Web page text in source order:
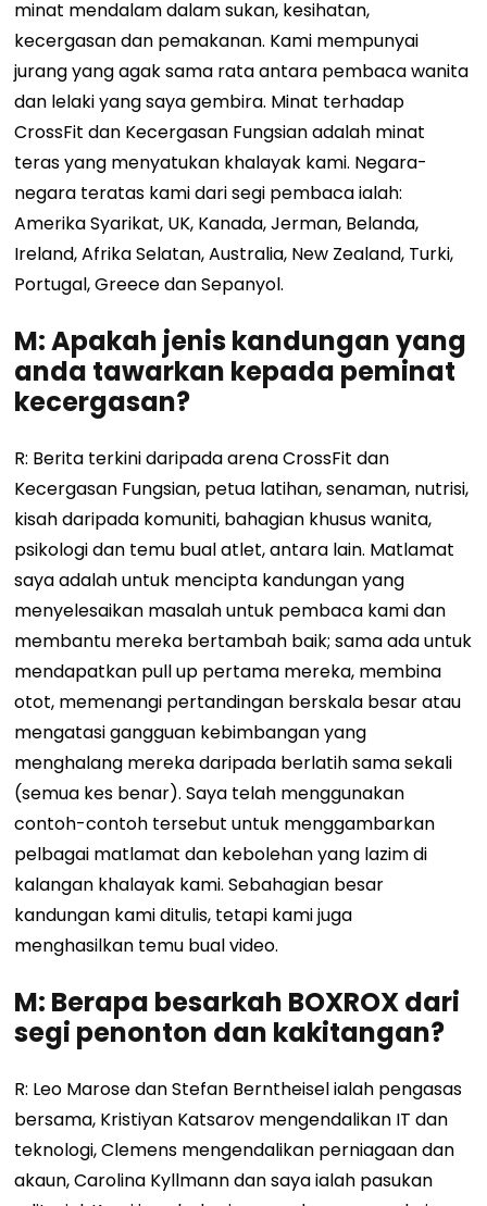
minat mendalam dalam sukan, kesihatan,
kecergasan dan pemakanan. Kami mempunyai
jurang yang agak sama rata antara pembaca wanita
dan lelaki yang saya gembira. Minat terhadap
CrossFit dan Kecergasan Fungsian adalah minat
teras yang menyatukan khalayak kami. Negara-
negara teratas kami dari segi pembaca ialah:
Amerika Syarikat, UK, Kanada, Jerman, Belanda,
Ireland, Afrika Selatan, Australia, New Zealand, Turki,
Portugal, Greece dan Sepanyol.
M: Apakah jenis kandungan yang
anda tawarkan kepada peminat
kecergasan?
R: Berita terkini daripada arena CrossFit dan
Kecergasan Fungsian, petua latihan, senaman, nutrisi,
kisah daripada komuniti, bahagian khusus wanita,
psikologi dan temu bual atlet, antara lain. Matlamat
saya adalah untuk mencipta kandungan yang
menyelesaikan masalah untuk pembaca kami dan
membantu mereka bertambah baik; sama ada untuk
mendapatkan pull up pertama mereka, membina
otot, memenangi pertandingan berskala besar atau
mengatasi gangguan kebimbangan yang
menghalang mereka daripada berlatih sama sekali
(semua kes benar). Saya telah menggunakan
contoh-contoh tersebut untuk menggambarkan
pelbagai matlamat dan kebolehan yang lazim di
kalangan khalayak kami. Sebahagian besar
kandungan kami ditulis, tetapi kami juga
menghasilkan temu bual video.
M: Berapa besarkah BOXROX dari
segi penonton dan kakitangan?
R: Leo Marose dan Stefan Berntheisel ialah pengasas
bersama, Kristiyan Katsarov mengendalikan IT dan
teknologi, Clemens mengendalikan perniagaan dan
akaun, Carolina Kyllmann dan saya ialah pasukan